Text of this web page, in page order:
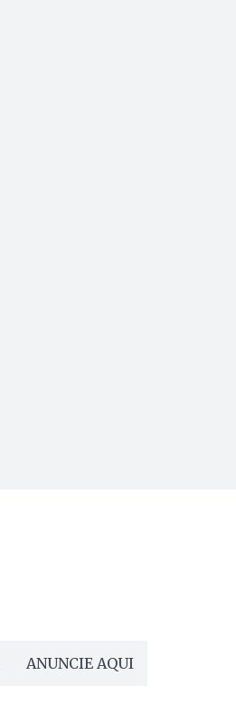
ANUNCIE AQUI